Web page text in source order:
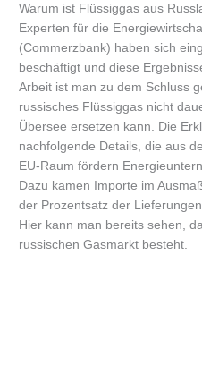
Warum ist Flüssiggas aus
Experten für die
(Commerzbank) haben sich
beschäftigt und diese
Arbeit ist man zu dem Schluss
russisches Flüssiggas nicht
Übersee ersetzen kann. Die
nachfolgende Details, die aus
EU-Raum fördern
Dazu kamen Importe im
der Prozentsatz der
Hier kann man bereits sehen,
russischen Gasmarkt besteht.